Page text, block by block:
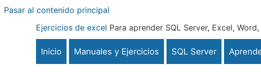
Pasar al contenido principal
Ejercicios de excel Para aprender SQL Server, Excel,
Inicio Manuales y Ejercicios SQL Server